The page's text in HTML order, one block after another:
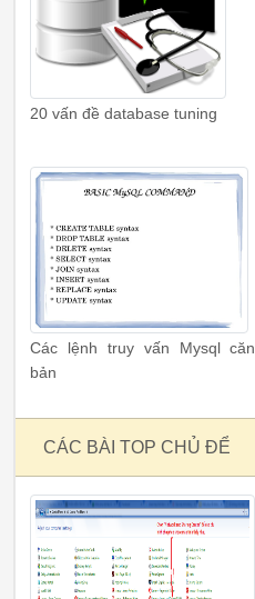
20 vấn đề database tuning
Các lệnh truy vấn Mysql căn
bản
CÁC BÀI TOP CHỦ ĐỂ